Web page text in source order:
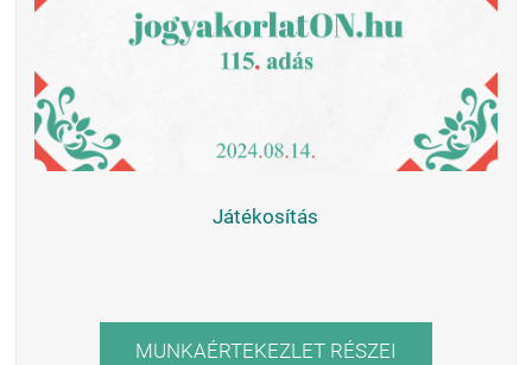
Játékosítás
MUNKAÉRTEKEZLET RÉSZEI